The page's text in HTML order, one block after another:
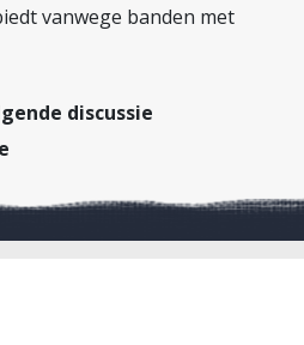
vanwege banden met
discussie